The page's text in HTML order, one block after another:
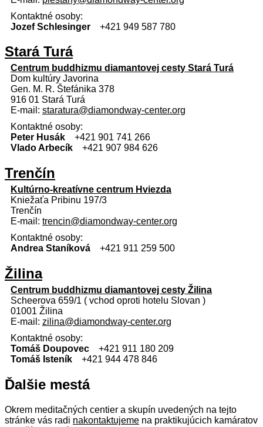
Kontaktné osoby:
Jozef Schlesinger
+421 949 587 780
Stará Turá
Centrum buddhizmu diamantovej cesty Stará Turá
Dom kultúry Javorina
Gen. M. R. Štefánika 378
916 01 Stará Turá
E-mail: staratura@diamondway-center.org
Kontaktné osoby:
Peter Husák
+421 901 741 266
Vlado Arbecík
+421 907 984 626
Trenčín
Kultúrno-kreatívne centrum Hviezda
Kniežaťa Pribinu 197/3
Trenčín
E-mail: trencin@diamondway-center.org
Kontaktné osoby:
Andrea Staníková
+421 911 259 500
Žilina
Centrum buddhizmu diamantovej cesty Žilina
Scheerova 659/1 ( vchod oproti hotelu Slovan )
01001 Žilina
E-mail: zilina@diamondway-center.org
Kontaktné osoby:
Tomáš Doupovec
+421 911 180 209
Tomáš Isteník
+421 944 478 846
Ďalšie mestá
Okrem meditačných centier a skupín uvedených na tejto
stránke vás radi nakontaktujeme na praktikujúcich kamáratov